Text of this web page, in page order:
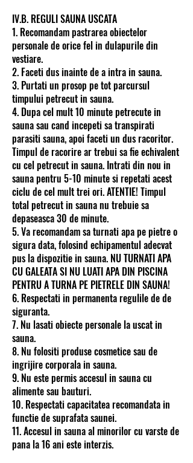
IV.B. REGULI SAUNA USCATA
1. Recomandam pastrarea obiectelor
personale de orice fel in dulapurile din
vestiare.
2. Faceti dus inainte de a intra in sauna.
3. Purtati un prosop pe tot parcursul
timpului petrecut in sauna.
4. Dupa cel mult 10 minute petrecute in
sauna sau cand incepeti sa transpirati
parasiti sauna, apoi faceti un dus racoritor.
Timpul de racorire ar trebui sa fie echivalent
cu cel petrecut in sauna. Intrati din nou in
sauna pentru 5-10 minute si repetati acest
ciclu de cel mult trei ori. ATENTIE! Timpul
total petrecut in sauna nu trebuie sa
depaseasca 30 de minute.
5. Va recomandam sa turnati apa pe pietre o
sigura data, folosind echipamentul adecvat
pus la dispozitie in sauna. NU TURNATI APA
CU GALEATA SI NU LUATI APA DIN PISCINA
PENTRU A TURNA PE PIETRELE DIN SAUNA!
6. Respectati in permanenta regulile de de
siguranta.
7. Nu lasati obiecte personale la uscat in
sauna.
8. Nu folositi produse cosmetice sau de
ingrijire corporala in sauna.
9. Nu este permis accesul in sauna cu
alimente sau bauturi.
10. Respectati capacitatea recomandata in
functie de suprafata saunei.
11. Accesul in sauna al minorilor cu varste de
pana la 16 ani este interzis.